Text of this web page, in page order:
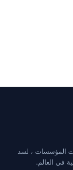
المؤسسات ، لسد
في العالم.